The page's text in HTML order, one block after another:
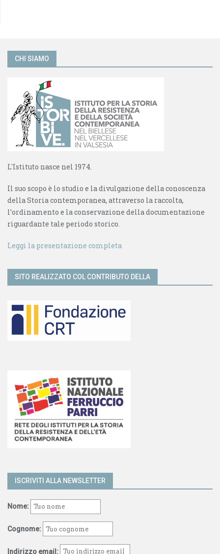
CHI SIAMO
L'Istituto nasce nel 1974.
Il suo scopo è lo studio e la divulgazione della conoscenza
della Storia contemporanea, attraverso la raccolta,
l’ordinamento e la conservazione della documentazione
riguardante tale periodo storico.
Leggi la presentazione completa
SITO REALIZZATO COL CONTRIBUTO DELLA
ISCRIVITI ALLA NEWSLETTER
Nome:
Cognome:
Indirizzo email: